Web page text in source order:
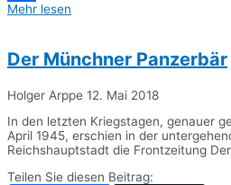
Teilen
Mehr lesen
Der Münchner Panzerbär
Holger Arppe 12. Mai 2018
In den letzten Kriegstagen, genauer
April 1945, erschien in der
Reichshauptstadt die Frontzeitung
Teilen Sie diesen Beitrag: